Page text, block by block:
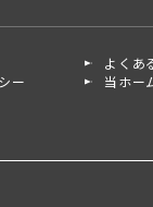
よくあ
ー
当ホー